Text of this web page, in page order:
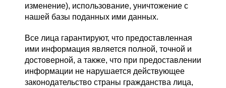
изменение), использование, уничтожение с
нашей базы поданных ими данных.
Все лица гарантируют, что предоставленная
ими информация является полной, точной и
достоверной, а также, что при предоставлении
информации не нарушается действующее
законодательство страны гражданства лица,